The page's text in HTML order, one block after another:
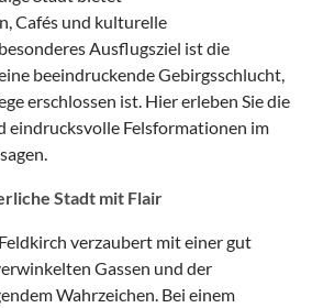
Cafés und kulturelle
Ausflugsziel ist die
beeindruckende Gebirgsschlucht,
erschlossen ist. Hier erleben Sie die
eindrucksvolle Felsformationen im
Stadt mit Flair
verzaubert mit einer gut
Gassen und der
Wahrzeichen. Bei einem